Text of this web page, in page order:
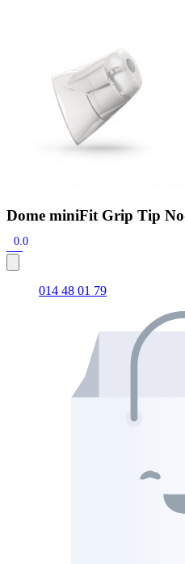
Hoorapparaatbatterijen
Oticon
ReSound Vivia
Oticon Intent
Signia Silk
Oticon Intent 1 - Oplaadbaar
Dome miniFit Grip Tip
0.0
014 48 01 79